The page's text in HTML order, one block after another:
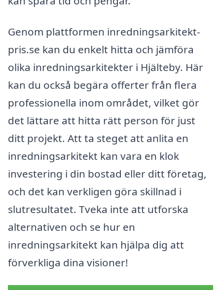
Genom plattformen inredningsarkitekt-
pris.se kan du enkelt hitta och jämföra
olika inredningsarkitekter i Hjälteby. Här
kan du också begära offerter från flera
professionella inom området, vilket gör
det lättare att hitta rätt person för just
ditt projekt. Att ta steget att anlita en
inredningsarkitekt kan vara en klok
investering i din bostad eller ditt företag,
och det kan verkligen göra skillnad i
slutresultatet. Tveka inte att utforska
alternativen och se hur en
inredningsarkitekt kan hjälpa dig att
förverkliga dina visioner!